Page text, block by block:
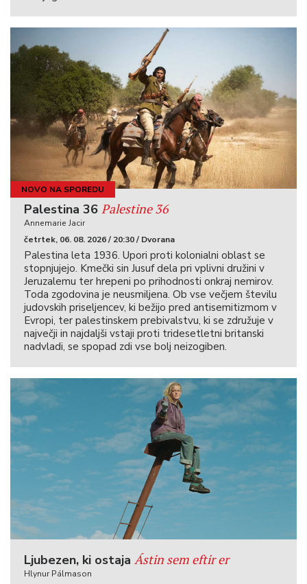
NOVO NA SPOREDU
Palestina 36 Palestine 36
Annemarie Jacir
četrtek, 06. 08. 2026 / 20:30 / Dvorana
Palestina leta 1936. Upori proti kolonialni oblast se
stopnjujejo. Kmečki sin Jusuf dela pri vplivni družini v
Jeruzalemu ter hrepeni po prihodnosti onkraj nemirov.
Toda zgodovina je neusmiljena. Ob vse večjem številu
judovskih priseljencev, ki bežijo pred antisemitizmom v
Evropi, ter palestinskem prebivalstvu, ki se združuje v
največji in najdaljši vstaji proti tridesetletni britanski
nadvladi, se spopad zdi vse bolj neizogiben.
Ljubezen, ki ostaja Ástin sem eftir er
Hlynur Pálmason